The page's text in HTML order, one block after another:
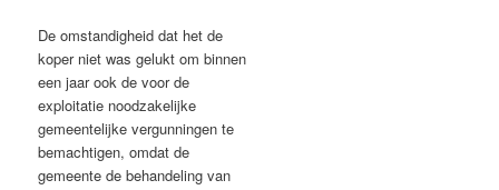
De omstandigheid dat het de
koper niet was gelukt om binnen
een jaar ook de voor de
exploitatie noodzakelijke
gemeentelijke vergunningen te
bemachtigen, omdat de
gemeente de behandeling van